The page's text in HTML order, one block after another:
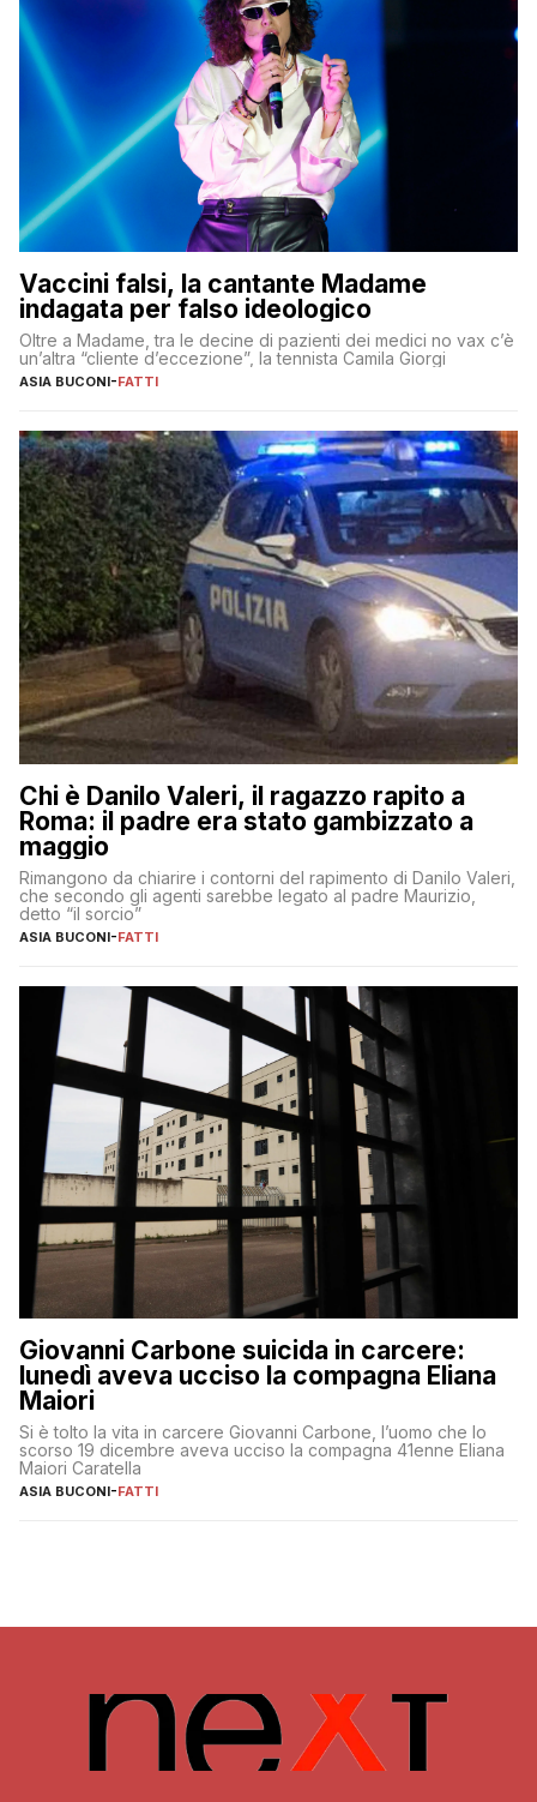
Vaccini falsi, la cantante Madame
indagata per falso ideologico
Oltre a Madame, tra le decine di pazienti dei medici no vax c’è
un’altra “cliente d’eccezione”, la tennista Camila Giorgi
ASIA BUCONI-FATTI
Chi è Danilo Valeri, il ragazzo rapito a
Roma: il padre era stato gambizzato a
maggio
Rimangono da chiarire i contorni del rapimento di Danilo Valeri,
che secondo gli agenti sarebbe legato al padre Maurizio,
detto “il sorcio”
ASIA BUCONI-FATTI
Giovanni Carbone suicida in carcere:
lunedì aveva ucciso la compagna Eliana
Maiori
Si è tolto la vita in carcere Giovanni Carbone, l’uomo che lo
scorso 19 dicembre aveva ucciso la compagna 41enne Eliana
Maiori Caratella
ASIA BUCONI-FATTI